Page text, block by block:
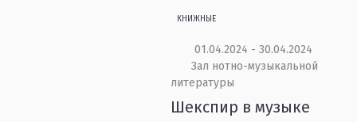
КНИЖНЫЕ
01.04.2024 - 30.04.2024
Зал нотно-музыкальной
литературы
Шекспир в музыке